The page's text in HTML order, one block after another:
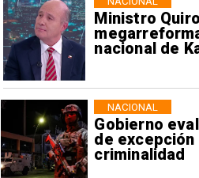
Ministro
nacional de
Gobierno
de
criminalidad
NACIONAL